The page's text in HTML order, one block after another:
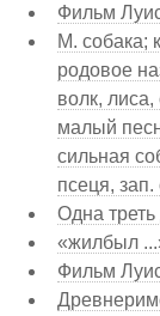
Фильм
М. собака;
родовое
волк,
малый
сильная
псеця, зап.
Одна
«жилбыл
Фильм